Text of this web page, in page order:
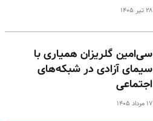
۲۸ تیر ۱۴۰۵
سی‌امین گلریزان همیاری با
سیمای آزادی در شبکه‌های
اجتماعی
۱۷ مرداد ۱۴۰۵